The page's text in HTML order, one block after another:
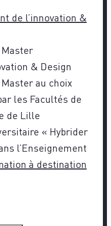
de l’innovation &
& Design
au choix
les Facultés de
de Lille
« Hybrider
l’Enseignement
à destination